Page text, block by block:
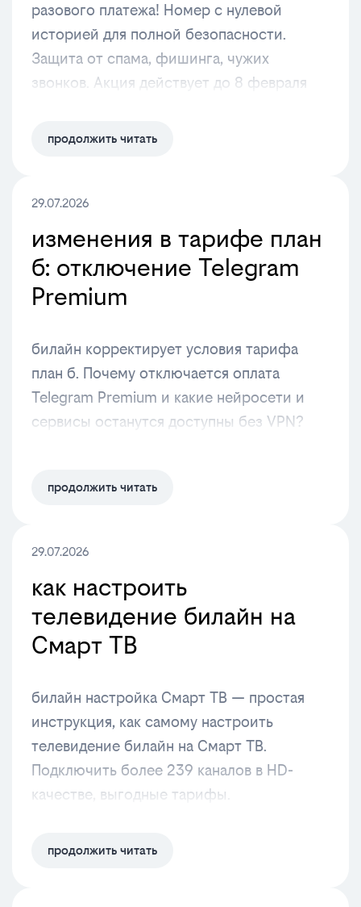
разового платежа! Номер с нулевой
историей для полной безопасности.
Защита от спама, фишинга, чужих
звонков. Акция действует до 8 февраля
продолжить читать
29.07.2026
изменения в тарифе план
б: отключение Telegram
Premium
билайн корректирует условия тарифа
план б. Почему отключается оплата
Telegram Premium и какие нейросети и
сервисы останутся доступны без VPN?
продолжить читать
29.07.2026
как настроить
телевидение билайн на
Cмарт ТВ
билайн настройка Cмарт ТВ — простая
инструкция, как самому настроить
телевидение билайн на Смарт ТВ.
Подключить более 239 каналов в HD-
качестве, выгодные тарифы.
продолжить читать